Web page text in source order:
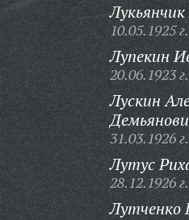
10.05.1925
Лупекин
20.06.1923
Лускин
31.03.1926
Лутус
28.12.1926
Лутченко